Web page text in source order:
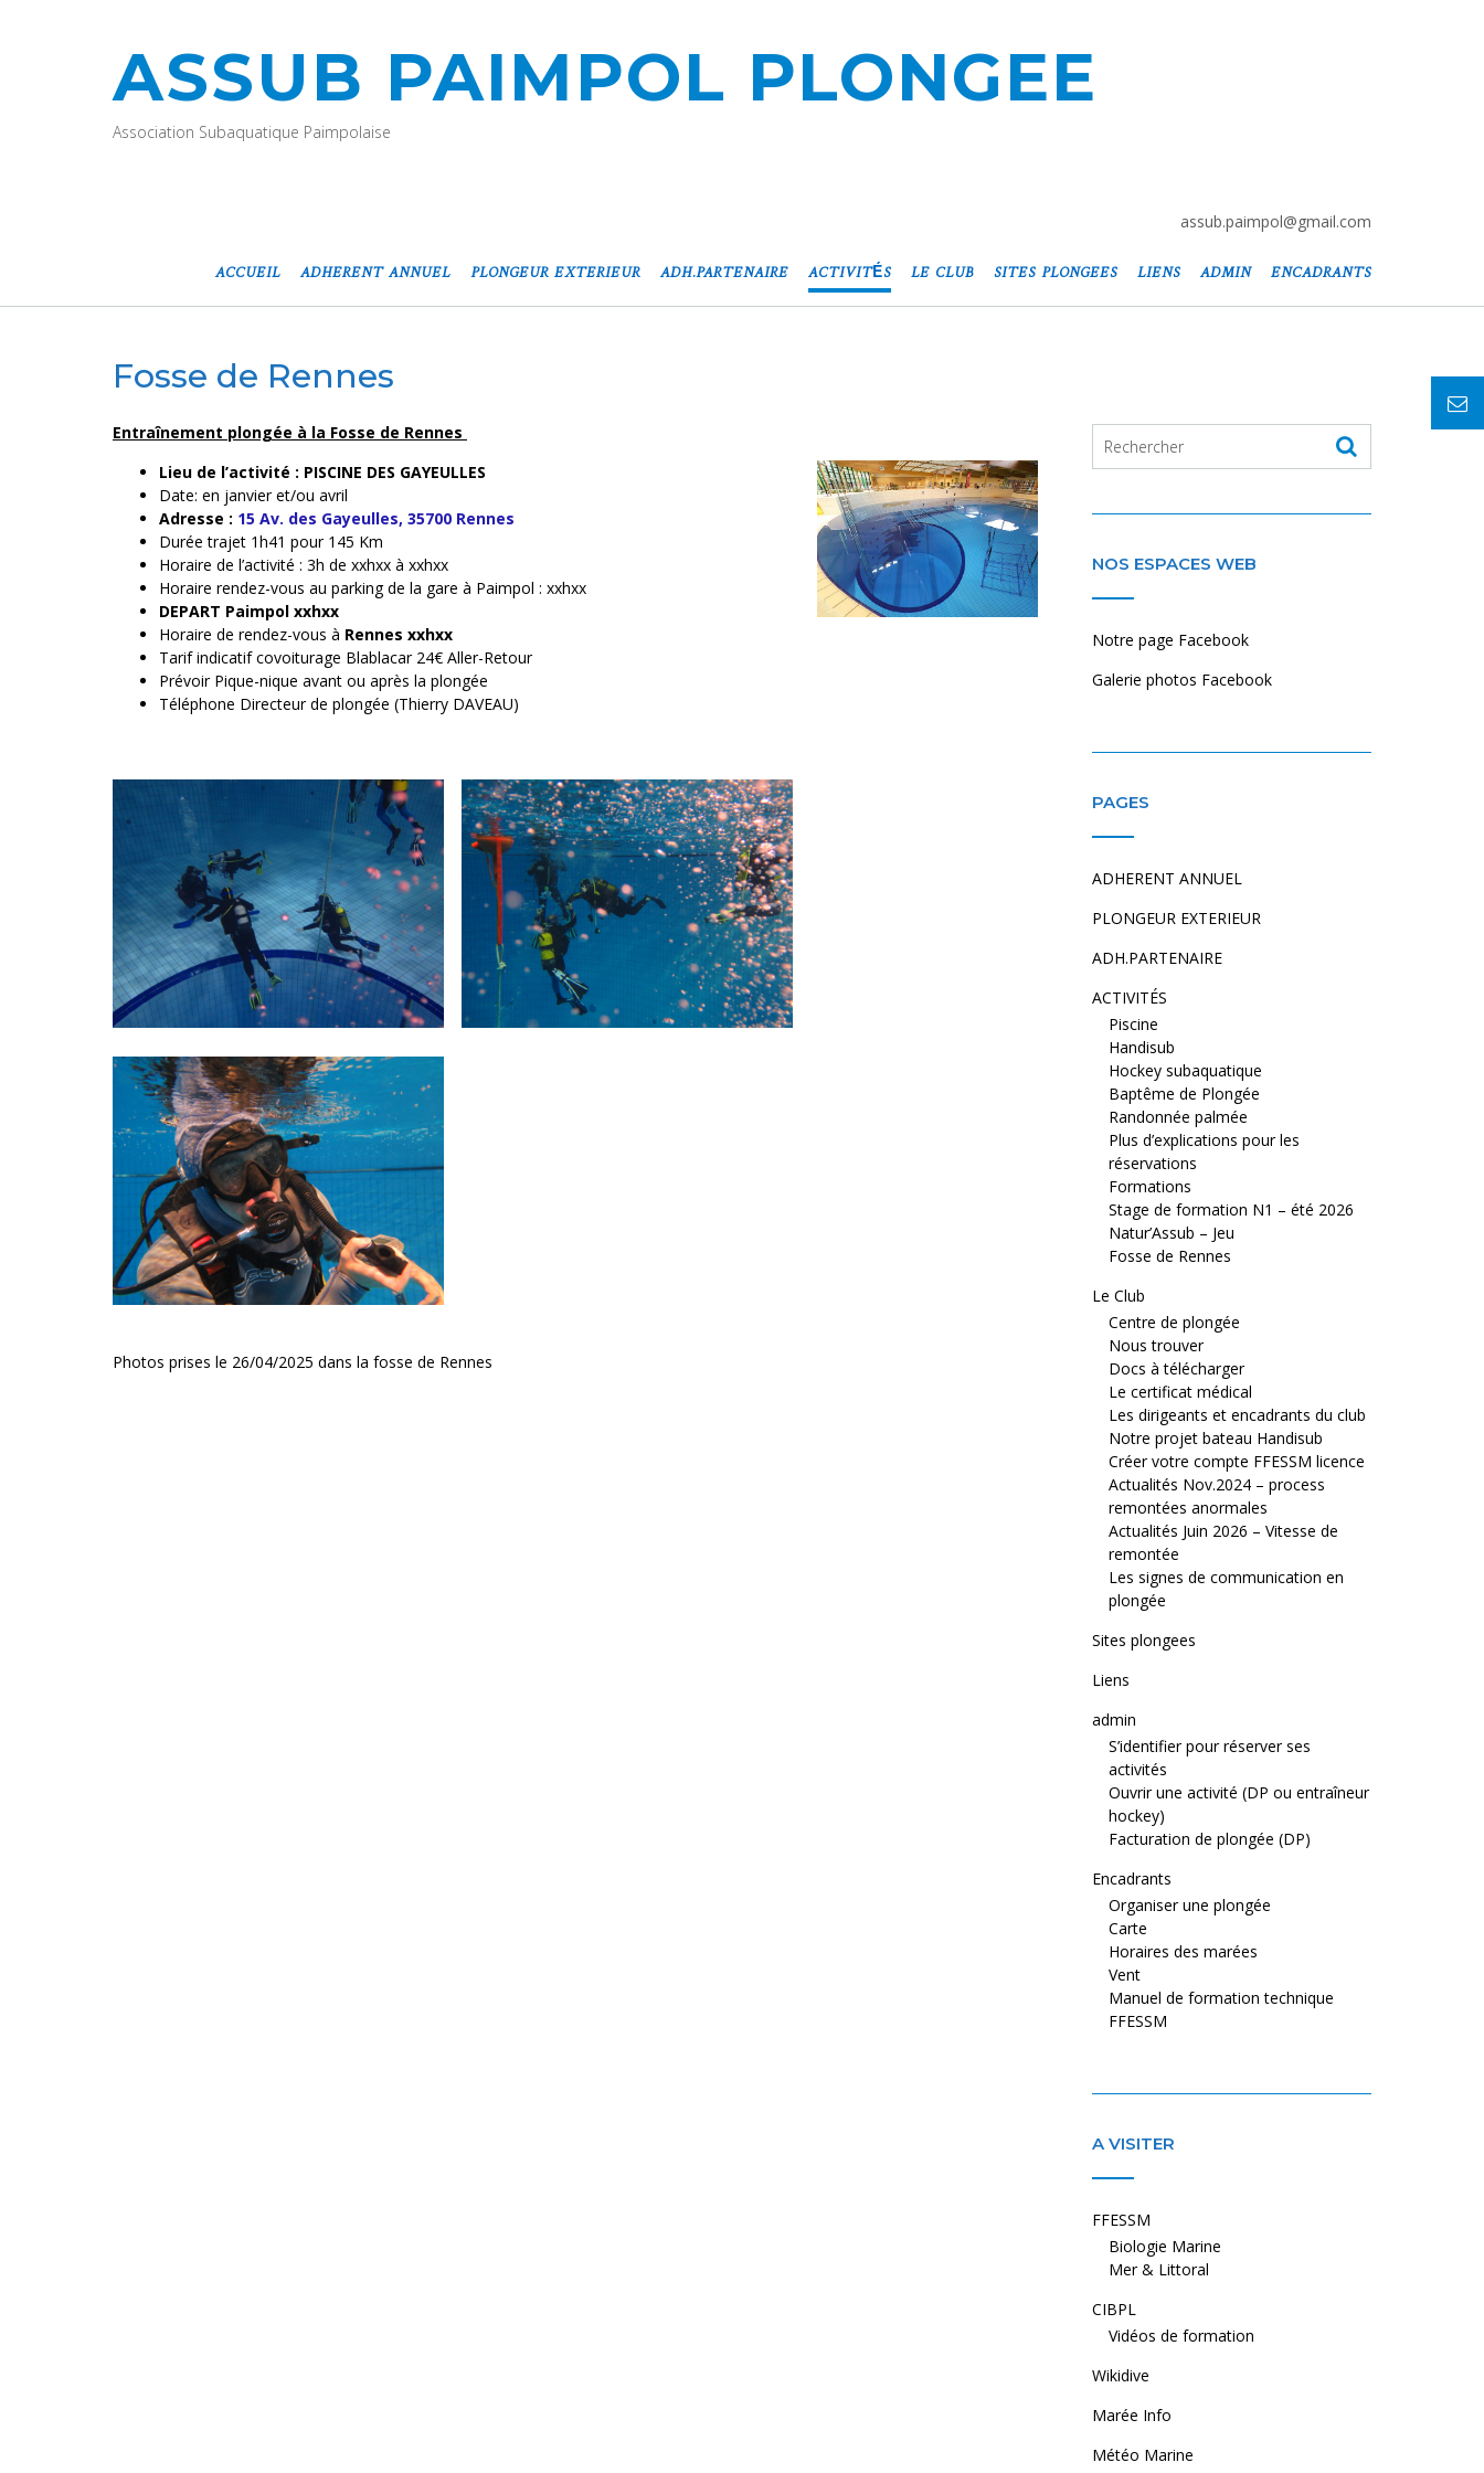
ASSUB PAIMPOL PLONGEE
Association Subaquatique Paimpolaise
assub.paimpol@gmail.com
ACCUEIL ADHERENT ANNUEL PLONGEUR EXTERIEUR ADH.PARTENAIRE ACTIVITÉS LE CLUB SITES PLONGEES LIENS ADMIN ENCADRANTS
Fosse de Rennes
Entraînement plongée à la Fosse de Rennes
Lieu de l’activité : PISCINE DES GAYEULLES
Date: en janvier et/ou avril
Adresse : 15 Av. des Gayeulles, 35700 Rennes
Durée trajet 1h41 pour 145 Km
Horaire de l’activité : 3h de xxhxx à xxhxx
Horaire rendez-vous au parking de la gare à Paimpol : xxhxx
DEPART Paimpol xxhxx
Horaire de rendez-vous à Rennes xxhxx
Tarif indicatif covoiturage Blablacar 24€ Aller-Retour
Prévoir Pique-nique avant ou après la plongée
Téléphone Directeur de plongée (Thierry DAVEAU)
Photos prises le 26/04/2025 dans la fosse de Rennes
NOS ESPACES WEB
Notre page Facebook
Galerie photos Facebook
PAGES
ADHERENT ANNUEL
PLONGEUR EXTERIEUR
ADH.PARTENAIRE
ACTIVITÉS
Piscine
Handisub
Hockey subaquatique
Baptême de Plongée
Randonnée palmée
Plus d’explications pour les
réservations
Formations
Stage de formation N1 – été 2026
Natur’Assub – Jeu
Fosse de Rennes
Le Club
Centre de plongée
Nous trouver
Docs à télécharger
Le certificat médical
Les dirigeants et encadrants du club
Notre projet bateau Handisub
Créer votre compte FFESSM licence
Actualités Nov.2024 – process
remontées anormales
Actualités Juin 2026 – Vitesse de
remontée
Les signes de communication en
plongée
Sites plongees
Liens
admin
S’identifier pour réserver ses
activités
Ouvrir une activité (DP ou entraîneur
hockey)
Facturation de plongée (DP)
Encadrants
Organiser une plongée
Carte
Horaires des marées
Vent
Manuel de formation technique
FFESSM
A VISITER
FFESSM
Biologie Marine
Mer & Littoral
CIBPL
Vidéos de formation
Wikidive
Marée Info
Météo Marine